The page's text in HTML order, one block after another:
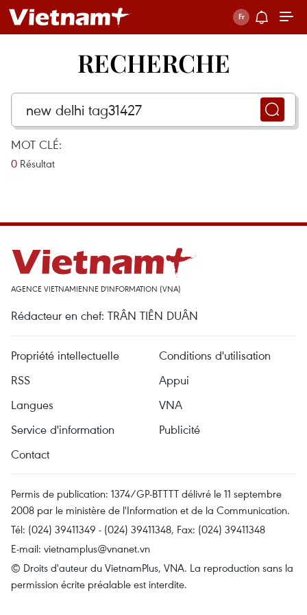
RECHERCHE
MOT CLÉ:
0 Résultat
AGENCE VIETNAMIENNE D'INFORMATION (VNA)
Rédacteur en chef: TRÂN TIÊN DUÂN
Propriété intellectuelle
Conditions d'utilisation
RSS
Appui
Langues
VNA
Service d'information
Publicité
Contact
Permis de publication: 1374/GP-BTTTT délivré le 11 septembre
2008 par le ministère de l'Information et de la Communication.
Tél: (024) 39411349 - (024) 39411348, Fax: (024) 39411348
E-mail: vietnamplus@vnanet.vn
© Droits d'auteur du VietnamPlus, VNA. La reproduction sans la
permission écrite préalable est interdite.